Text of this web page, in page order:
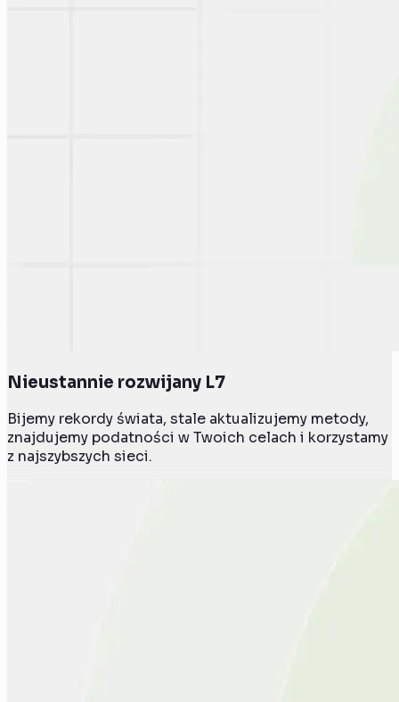
Nieustannie rozwijany L7
Bijemy rekordy świata, stale aktualizujemy metody,
znajdujemy podatności w Twoich celach i korzystamy
z najszybszych sieci.